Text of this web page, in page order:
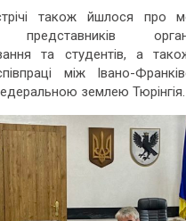
також йшлося про
представників
та студентів, а
між Івано-
землею Тюрінгія.